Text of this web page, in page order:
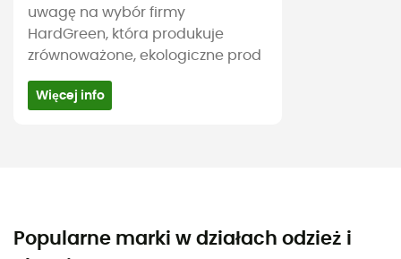
uwagę na wybór firmy
HardGreen, która produkuje
zrównoważone, ekologiczne prod
Więcej info
Popularne marki w działach odzież i